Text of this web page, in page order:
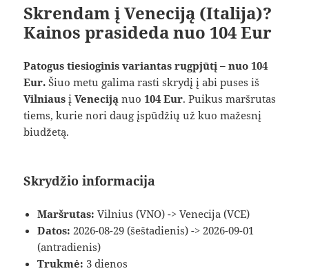
Skrendam į Veneciją (Italija)?
Kainos prasideda nuo 104 Eur
Patogus tiesioginis variantas rugpjūtį – nuo 104
Eur. Šiuo metu galima rasti skrydį į abi puses iš
Vilniaus įVeneciją nuo104 Eur. Puikus maršrutas
tiems, kurie nori daug įspūdžių už kuo mažesnį
biudžetą.
Skrydžio informacija
Maršrutas: Vilnius (VNO) -> Venecija (VCE)
Datos: 2026-08-29 (šeštadienis) -> 2026-09-01
(antradienis)
Trukmė: 3 dienos